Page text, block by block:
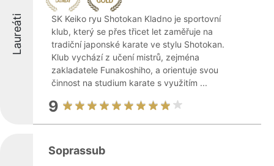
Laureáti
SK Keiko ryu Shotokan Kladno je sportovní
klub, který se přes třicet let zaměřuje na
tradiční japonské karate ve stylu Shotokan.
Klub vychází z učení mistrů, zejména
zakladatele Funakoshiho, a orientuje svou
činnost na studium karate s využitím ...
9
Soprassub